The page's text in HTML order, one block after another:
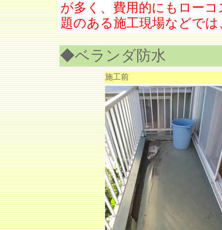
が多く、費用的にもロー
題のある施工現場などで
◆ベランダ防水
施工前